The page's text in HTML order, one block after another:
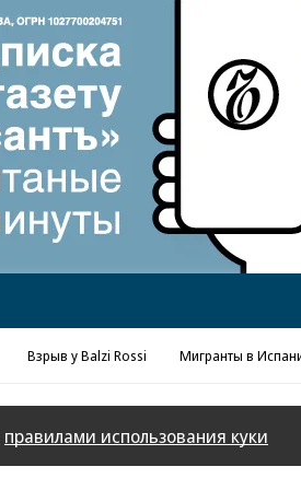
Реклама в «Ъ»
Взрыв у Balzi Rossi Мигранты в
правилами использования куки